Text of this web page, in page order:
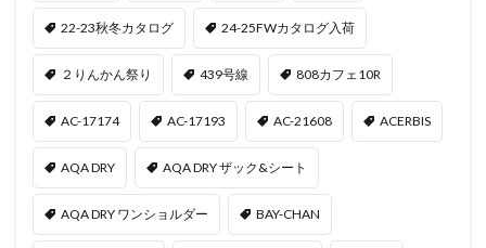
22-23秋冬カタログ 24-25FWカタログ入荷
２りんかん祭り 439号線 808カフェ10R
AC-17174 AC-17193 AC-21608 ACERBIS
AQA DRY AQA DRY ザック&シート
AQA DRY ワンショルダー BAY-CHAN